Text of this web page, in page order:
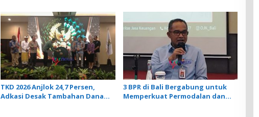
Penerbangan Lancar
TKD 2026 Anjlok 24,7 Persen,
Adkasi Desak Tambahan Dana
3 BPR di Bali Bergabung untuk
Memperkuat Permodalan dan